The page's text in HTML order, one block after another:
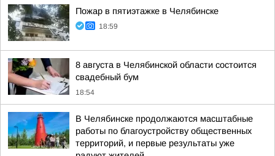
Пожар в пятиэтажке в Челябинске
18:59
8 августа в Челябинской области состоится
свадебный бум
18:54
В Челябинске продолжаются масштабные
работы по благоустройству общественных
территорий, и первые результаты уже